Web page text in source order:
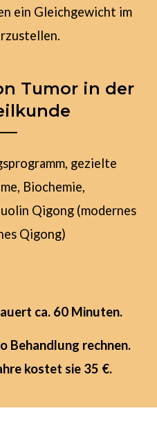
ein Gleichgewicht im
Tumor in der
gezielte
Biochemie,
Qigong (modernes
Qigong)
ca. 60 Minuten.
Behandlung rechnen.
kostet sie 35 €.